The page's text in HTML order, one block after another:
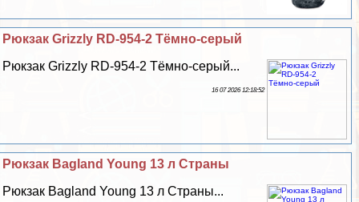
Рюкзак Grizzly RD-954-2 Тёмно-серый
Рюкзак Grizzly RD-954-2 Тёмно-серый...
16 07 2026 12:18:52
Рюкзак Bagland Young 13 л Страны
Рюкзак Bagland Young 13 л Страны...